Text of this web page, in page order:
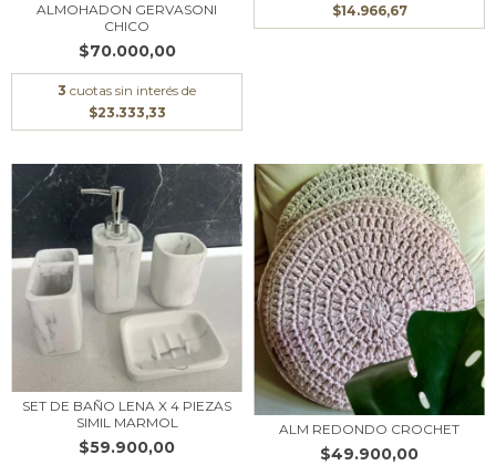
ALMOHADON GERVASONI
CHICO
$70.000,00
3 cuotas sin interés de
$23.333,33
$14.966,67
SET DE BAÑO LENA X 4 PIEZAS
SIMIL MARMOL
$59.900,00
ALM REDONDO CROCHET
$49.900,00